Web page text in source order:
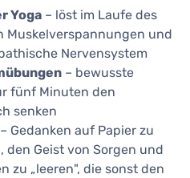
Yoga – löst im Laufe des
Muskelverspannungen und
Nervensystem
– bewusste
fünf Minuten den
senken
– Gedanken auf Papier zu
Geist von Sorgen und
zu „leeren", die sonst den